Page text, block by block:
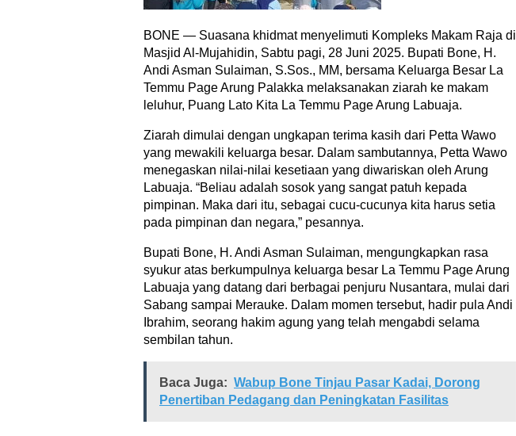
BONE — Suasana khidmat menyelimuti Kompleks Makam Raja di
Masjid Al-Mujahidin, Sabtu pagi, 28 Juni 2025. Bupati Bone, H.
Andi Asman Sulaiman, S.Sos., MM, bersama Keluarga Besar La
Temmu Page Arung Palakka melaksanakan ziarah ke makam
leluhur, Puang Lato Kita La Temmu Page Arung Labuaja.
Ziarah dimulai dengan ungkapan terima kasih dari Petta Wawo
yang mewakili keluarga besar. Dalam sambutannya, Petta Wawo
menegaskan nilai-nilai kesetiaan yang diwariskan oleh Arung
Labuaja. “Beliau adalah sosok yang sangat patuh kepada
pimpinan. Maka dari itu, sebagai cucu-cucunya kita harus setia
pada pimpinan dan negara,” pesannya.
Bupati Bone, H. Andi Asman Sulaiman, mengungkapkan rasa
syukur atas berkumpulnya keluarga besar La Temmu Page Arung
Labuaja yang datang dari berbagai penjuru Nusantara, mulai dari
Sabang sampai Merauke. Dalam momen tersebut, hadir pula Andi
Ibrahim, seorang hakim agung yang telah mengabdi selama
sembilan tahun.
Baca Juga: Wabup Bone Tinjau Pasar Kadai, Dorong
Penertiban Pedagang dan Peningkatan Fasilitas